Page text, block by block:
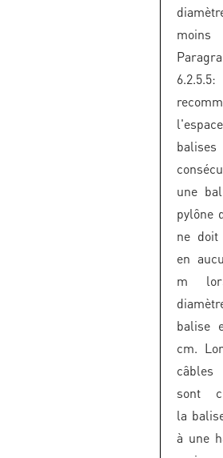
balises
une
pylône
ne doit
en
m
balise
cm.
câbles
sont
la
à une